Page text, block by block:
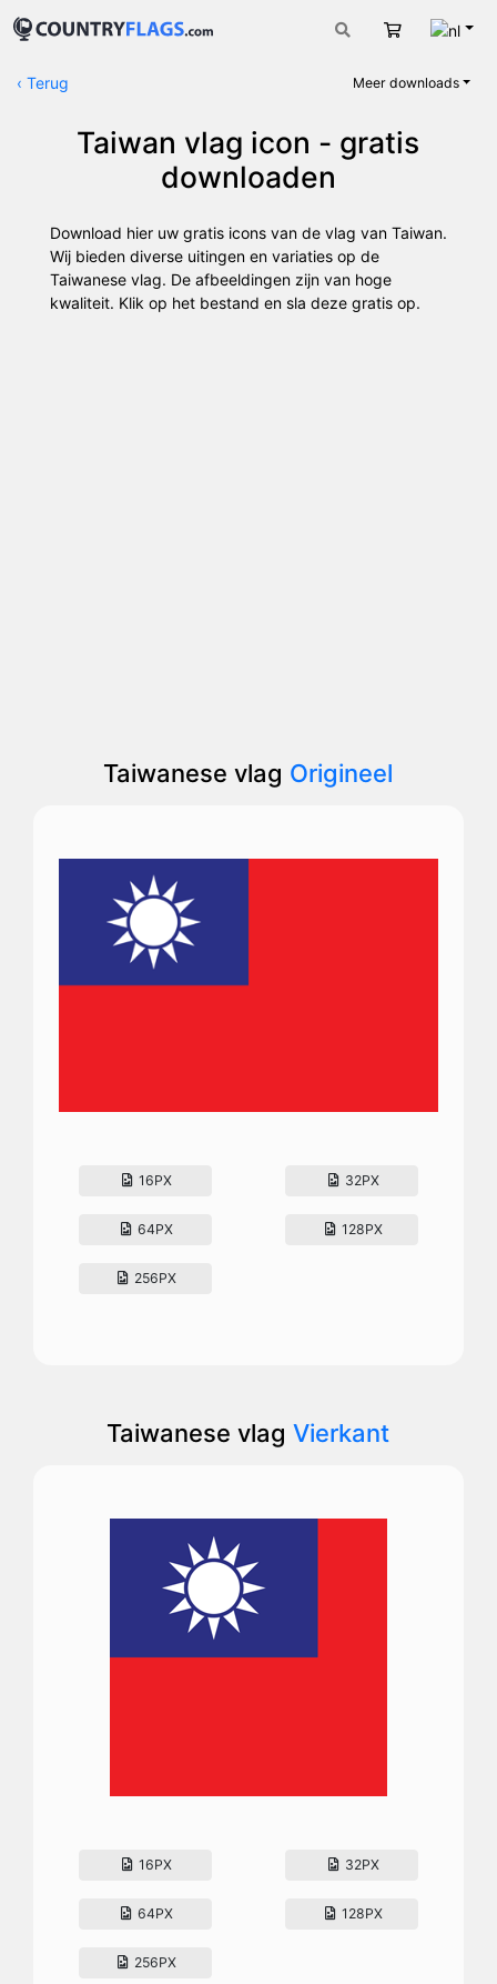
Winkelwagen
‹ Terug Meer downloads
Taiwan vlag icon - gratis
downloaden
Download hier uw gratis icons van de vlag van Taiwan.
Wij bieden diverse uitingen en variaties op de
Taiwanese vlag. De afbeeldingen zijn van hoge
kwaliteit. Klik op het bestand en sla deze gratis op.
Taiwanese vlag Origineel
16PX 32PX
64PX 128PX
256PX
Taiwanese vlagVierkant
16PX 32PX
64PX 128PX
256PX